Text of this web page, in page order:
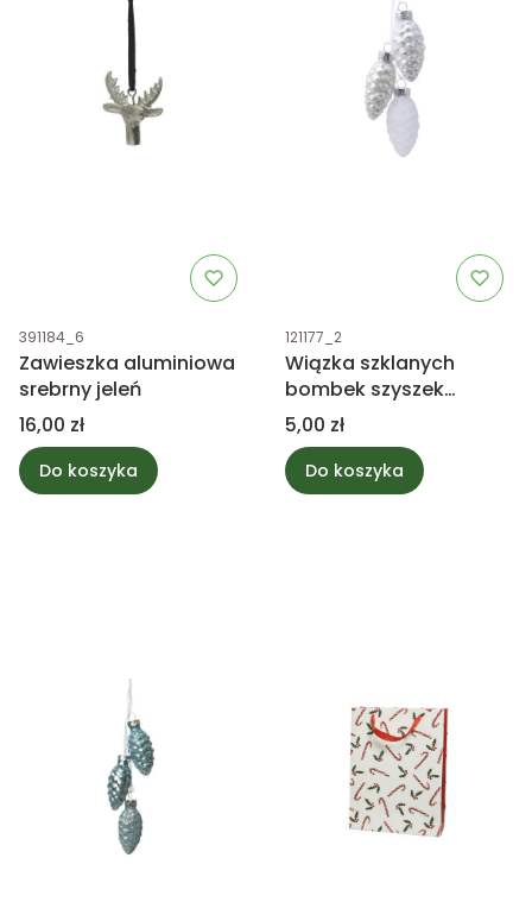
Kod produktu
391184_6
Zawieszka aluminiowa
srebrny jeleń
Cena
16,00 zł
Do koszyka
Kod produktu
121177_2
Wiązka szklanych
bombek szyszek
białych mix
Cena
5,00 zł
Do koszyka